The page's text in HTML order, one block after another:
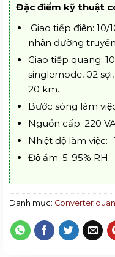
Đặc điểm kỹ thuật
Giao tiếp điện: 10/
nhận đường
Giao tiếp quang:
singlemode, 02
20 km.
Bước sóng làm
Nguồn cấp: 220
Nhiệt độ làm việc:
Độ ẩm: 5-95% RH
Danh mục: Converter